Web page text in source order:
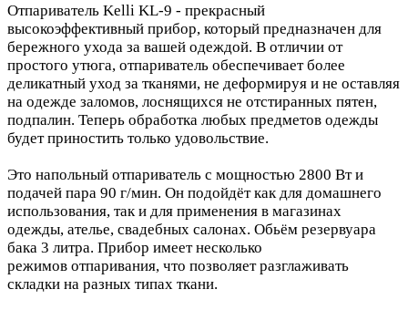
Отпариватель Kelli KL-9 - прекрасный
высокоэффективный прибор, который предназначен для
бережного ухода за вашей одеждой. В отличии от
простого утюга, отпариватель обеспечивает более
деликатный уход за тканями, не деформируя и не оставляя
на одежде заломов, лоснящихся не отстиранных пятен,
подпалин. Теперь обработка любых предметов одежды
будет приностить только удовольствие.
Это напольный отпариватель с мощностью 2800 Вт и
подачей пара 90 г/мин. Он подойдёт как для домашнего
использования, так и для применения в магазинах
одежды, ателье, свадебных салонах. Обьём резервуара
бака 3 литра. Прибор имеет несколько
режимов отпаривания, что позволяет разглаживать
складки на разных типах ткани.